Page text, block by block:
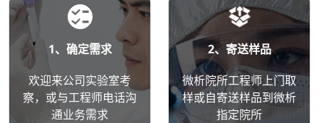
1、确定需求
欢迎来公司实验室考
察，或与工程师电话沟
通业务需求
2、寄送样品
微析院所工程师上门取
样或自寄送样品到微析
指定院所